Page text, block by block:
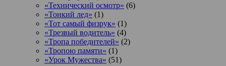
«Технический осмотр» (6)
«Тонкий лед» (1)
«Тот самый физрук» (1)
«Трезвый водитель» (4)
«Тропа победителей» (2)
«Тропою памяти» (1)
«Урок Мужества» (51)